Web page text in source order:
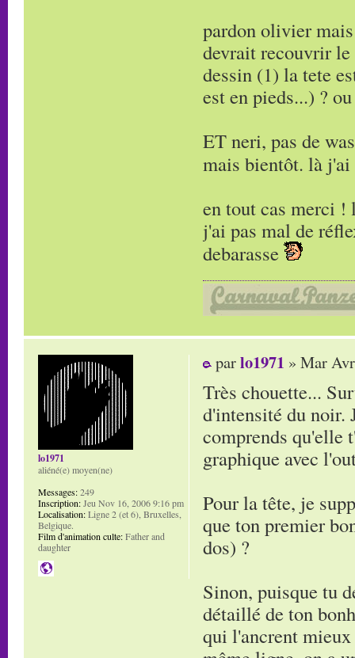
pardon olivier
devrait recouvrir
dessin (1) la tete
est en pieds...) ?
ET neri, pas de
mais bientôt. là j'ai
en tout cas merci !
j'ai pas mal de
debarasse
parlo1971 » Mar
Très chouette...
d'intensité du noir.
comprends qu'elle
graphique avec
Pour la tête, je
que ton premier
dos) ?
Sinon, puisque tu
détaillé de ton
qui l'ancrent
lo1971
aliéné(e) moyen(ne)
Messages:249
Inscription:Jeu Nov 16, 2006 9:16 pm
Localisation:Ligne 2 (et 6), Bruxelles,
Belgique.
Film d'animation culte:Father and
daughter